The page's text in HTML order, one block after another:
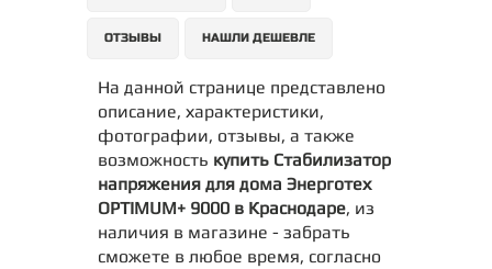
ОТЗЫВЫ НАШЛИ ДЕШЕВЛЕ
На данной странице представлено
описание, характеристики,
фотографии, отзывы, а также
возможность купить Стабилизатор
напряжения для дома Энерготех
OPTIMUM+ 9000 в Краснодаре, из
наличия в магазине - забрать
сможете в любое время, согласно